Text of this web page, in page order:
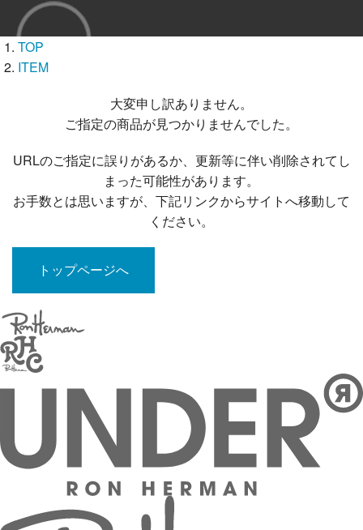
フィロソフィー
ルックブック
ジャーナル
TOP
ITEM
大変申し訳ありません。
ご指定の商品が見つかりませんでした。
URLのご指定に誤りがあるか、更新等に伴い削除されてし
まった可能性があります。
お手数とは思いますが、下記リンクからサイトへ移動して
ください。
トップページへ